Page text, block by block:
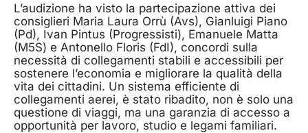
L’audizione ha visto la partecipazione attiva dei
consiglieri Maria Laura Orrù (Avs), Gianluigi Piano
(Pd), Ivan Pintus (Progressisti), Emanuele Matta
(M5S) e Antonello Floris (FdI), concordi sulla
necessità di collegamenti stabili e accessibili per
sostenere l’economia e migliorare la qualità della
vita dei cittadini. Un sistema efficiente di
collegamenti aerei, è stato ribadito, non è solo una
questione di viaggi, ma una garanzia di accesso a
opportunità per lavoro, studio e legami familiari.